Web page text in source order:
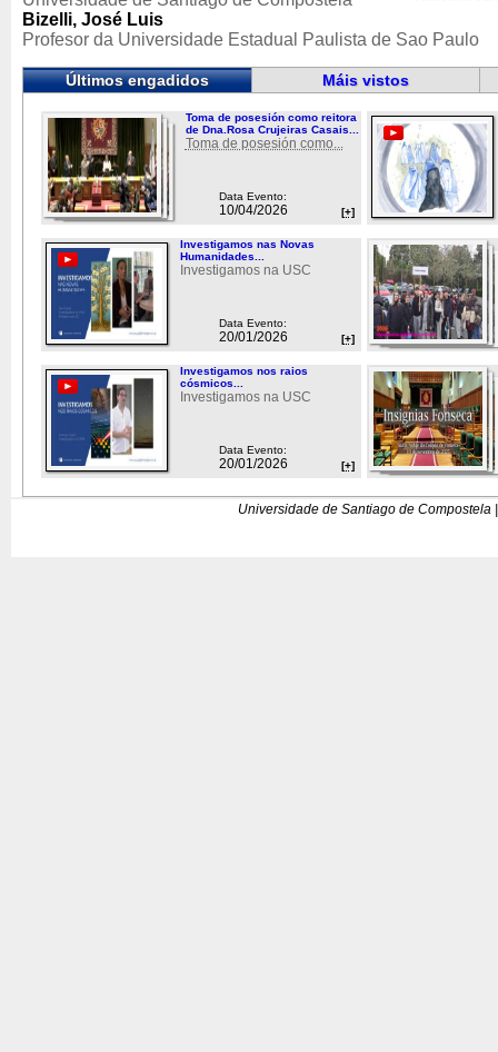
Bizelli, José Luis
Profesor da Universidade Estadual Paulista de Sao Paulo
Últimos engadidos Máis vistos
Toma de posesión como reitora
de Dna.Rosa Crujeiras Casais...
Toma de posesión como...
Data Evento:
10/04/2026 [+]
Investigamos nas Novas
Humanidades...
Investigamos na USC
Data Evento:
20/01/2026 [+]
Investigamos nos raios
cósmicos...
Investigamos na USC
Data Evento:
20/01/2026 [+]
Universidade de Santiago de